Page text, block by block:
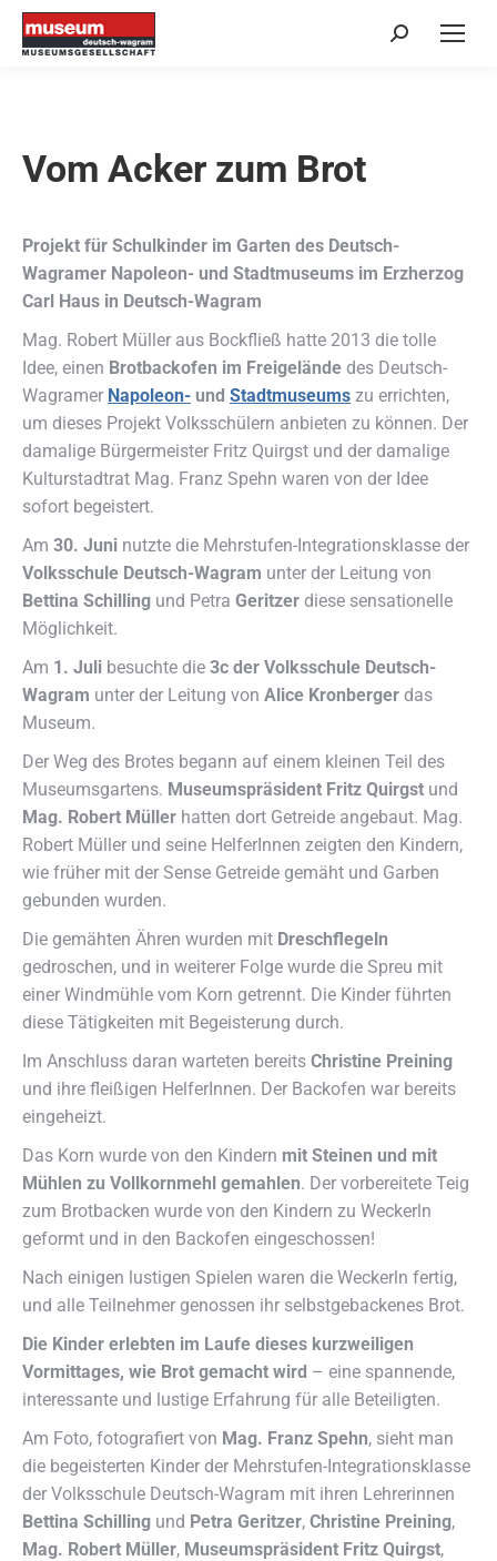
Search:
Vom Acker zum Brot
Projekt für Schulkinder im Garten des Deutsch-
Wagramer Napoleon- und Stadtmuseums im Erzherzog
Carl Haus in Deutsch-Wagram
Mag. Robert Müller aus Bockfließ hatte 2013 die tolle
Idee, einen Brotbackofen im Freigelände des Deutsch-
Wagramer Napoleon- und Stadtmuseums zu errichten,
um dieses Projekt Volksschülern anbieten zu können. Der
damalige Bürgermeister Fritz Quirgst und der damalige
Kulturstadtrat Mag. Franz Spehn waren von der Idee
sofort begeistert.
Am 30. Juni nutzte die Mehrstufen-Integrationsklasse der
Volksschule Deutsch-Wagram unter der Leitung von
Bettina Schilling und Petra Geritzer diese sensationelle
Möglichkeit.
Am 1. Juli besuchte die 3c der Volksschule Deutsch-
Wagram unter der Leitung von Alice Kronberger das
Museum.
Der Weg des Brotes begann auf einem kleinen Teil des
Museumsgartens. Museumspräsident Fritz Quirgst und
Mag. Robert Müller hatten dort Getreide angebaut. Mag.
Robert Müller und seine HelferInnen zeigten den Kindern,
wie früher mit der Sense Getreide gemäht und Garben
gebunden wurden.
Die gemähten Ähren wurden mit Dreschflegeln
gedroschen, und in weiterer Folge wurde die Spreu mit
einer Windmühle vom Korn getrennt. Die Kinder führten
diese Tätigkeiten mit Begeisterung durch.
Im Anschluss daran warteten bereits Christine Preining
und ihre fleißigen HelferInnen. Der Backofen war bereits
eingeheizt.
Das Korn wurde von den Kindern mit Steinen und mit
Mühlen zu Vollkornmehl gemahlen. Der vorbereitete Teig
zum Brotbacken wurde von den Kindern zu Weckerln
geformt und in den Backofen eingeschossen!
Nach einigen lustigen Spielen waren die Weckerln fertig,
und alle Teilnehmer genossen ihr selbstgebackenes Brot.
Die Kinder erlebten im Laufe dieses kurzweiligen
Vormittages, wie Brot gemacht wird – eine spannende,
interessante und lustige Erfahrung für alle Beteiligten.
Am Foto, fotografiert von Mag. Franz Spehn, sieht man
die begeisterten Kinder der Mehrstufen-Integrationsklasse
der Volksschule Deutsch-Wagram mit ihren Lehrerinnen
Bettina Schilling und Petra Geritzer, Christine Preining,
Mag. Robert Müller, Museumspräsident Fritz Quirgst,